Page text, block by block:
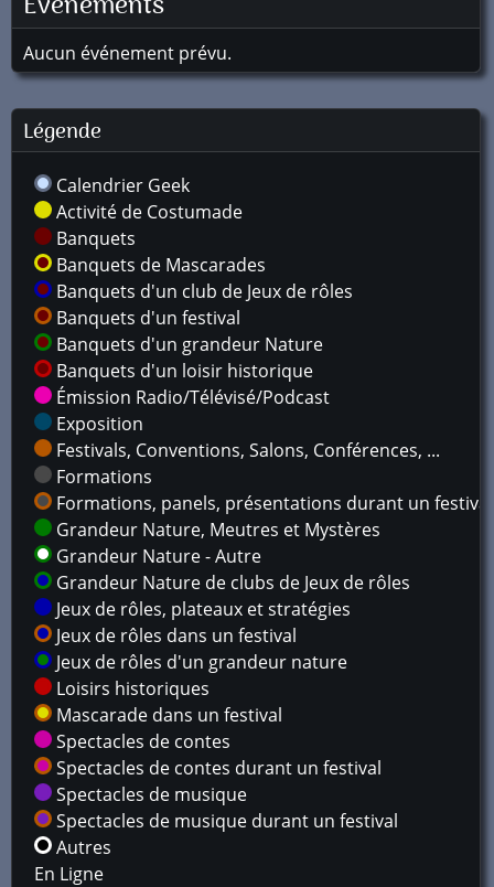
Aucun événement prévu.
Légende
Calendrier Geek
Activité de Costumade
Banquets
Banquets de Mascarades
Banquets d'un club de Jeux de rôles
Banquets d'un festival
Banquets d'un grandeur Nature
Banquets d'un loisir historique
Émission Radio/Télévisé/Podcast
Exposition
Festivals, Conventions, Salons, Conférences, ...
Formations
Formations, panels, présentations durant un festival
Grandeur Nature, Meutres et Mystères
Grandeur Nature - Autre
Grandeur Nature de clubs de Jeux de rôles
Jeux de rôles, plateaux et stratégies
Jeux de rôles dans un festival
Jeux de rôles d'un grandeur nature
Loisirs historiques
Mascarade dans un festival
Spectacles de contes
Spectacles de contes durant un festival
Spectacles de musique
Spectacles de musique durant un festival
Autres
En Ligne